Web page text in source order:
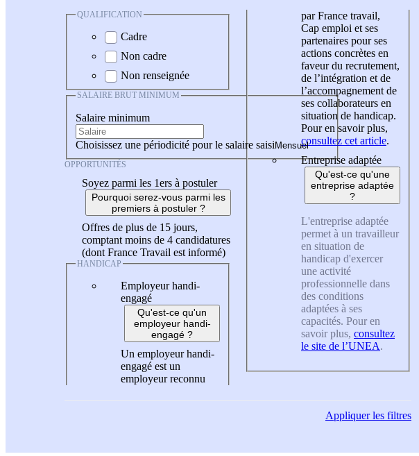
QUALIFICATION
Cadre
Non cadre
Non renseignée
SALAIRE BRUT MINIMUM
Salaire minimum
Choisissez une périodicité pour le salaire saisi
OPPORTUNITÉS
Soyez parmi les 1ers à postuler
Pourquoi serez-vous parmi les
premiers à postuler ?
Offres de plus de 15 jours,
comptant moins de 4 candidatures
(dont France Travail est informé)
HANDICAP
Employeur handi-
engagé
Qu'est-ce qu'un
employeur handi-
engagé ?
Un employeur handi-
engagé est un
employeur reconnu
par France travail,
Cap emploi et ses
partenaires pour ses
actions concrètes en
faveur du recrutement,
de l’intégration et de
l’accompagnement de
ses collaborateurs en
situation de handicap.
Pour en savoir plus,
consultez cet article.
Entreprise adaptée
Qu'est-ce qu'une
entreprise adaptée
?
L'entreprise adaptée
permet à un travailleur
en situation de
handicap d'exercer
une activité
professionnelle dans
des conditions
adaptées à ses
capacités. Pour en
savoir plus, consultez
le site de l’UNEA.
Appliquerles filtres